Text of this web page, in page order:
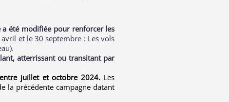
a été modifiée pour renforcer les
et le 30 septembre : Les vols
atterrissant ou transitant par
juillet et octobre 2024.Les
la précédente campagne datant